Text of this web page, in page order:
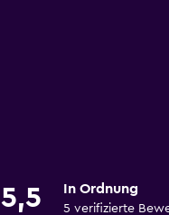
5,5 In Ordnung
5 verifizierte